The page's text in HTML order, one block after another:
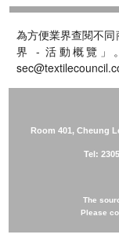
為方便業界查閱不
界 - 活動概覽」
Room 401, Cheung
Tel:
The
Please